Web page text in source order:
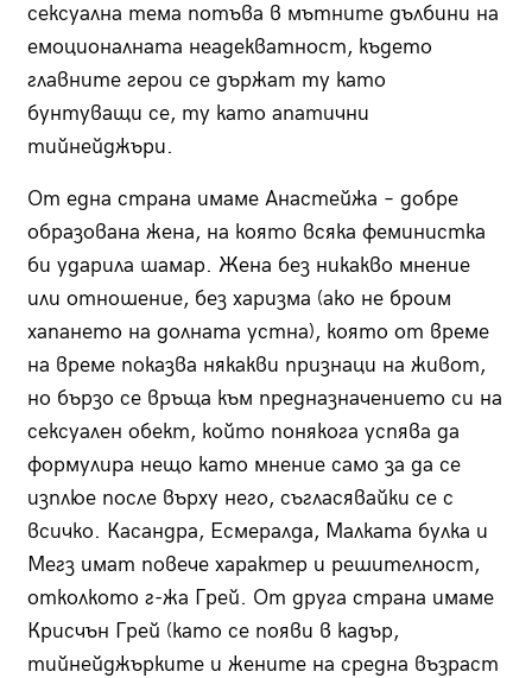
сексуална тема потъва в мътните дълбини на
емоционалната неадекватност, където
главните герои се държат ту като
бунтуващи се, ту като апатични
тийнейджъри.
От една страна имаме Анастейжа – добре
образована жена, на която всяка феминистка
би ударила шамар. Жена без никакво мнение
или отношение, без харизма (ако не броим
хапането на долната устна), която от време
на време показва някакви признаци на живот,
но бързо се връща към предназначението си на
сексуален обект, който понякога успява да
формулира нещо като мнение само за да се
изплюе после върху него, съгласявайки се с
всичко. Касандра, Есмералда, Малката булка и
Мегз имат повече характер и решителност,
отколкото г-жа Грей. От друга страна имаме
Крисчън Грей (като се появи в кадър,
тийнейджърките и жените на средна възраст